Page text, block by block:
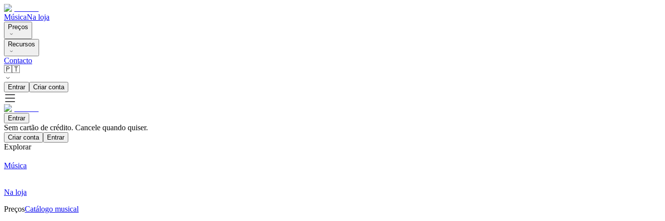
MúsicaNa loja
Preços
Recursos
Contacto
🇵🇹
Entrar Criar conta
Entrar
Sem cartão de crédito. Cancele quando quiser.
Criar conta Entrar
Explorar
Música
Na loja
PreçosCatálogo musical